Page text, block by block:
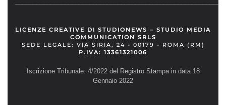
LICENZE CREATIVE DI STUDIONEWS – STUDIO MEDIA
COMMUNICATION SRLS
SEDE LEGALE: VIA SIRIA, 24 - 00179 - ROMA (RM)
P.IVA: 13361321006
Iscrizione Tribunale: 4/2022 del Registro Stampa in data 18
Gennaio 2022